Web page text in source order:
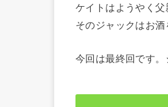
ケイトはようやく父
そのジャックはお
今回は最終回です。